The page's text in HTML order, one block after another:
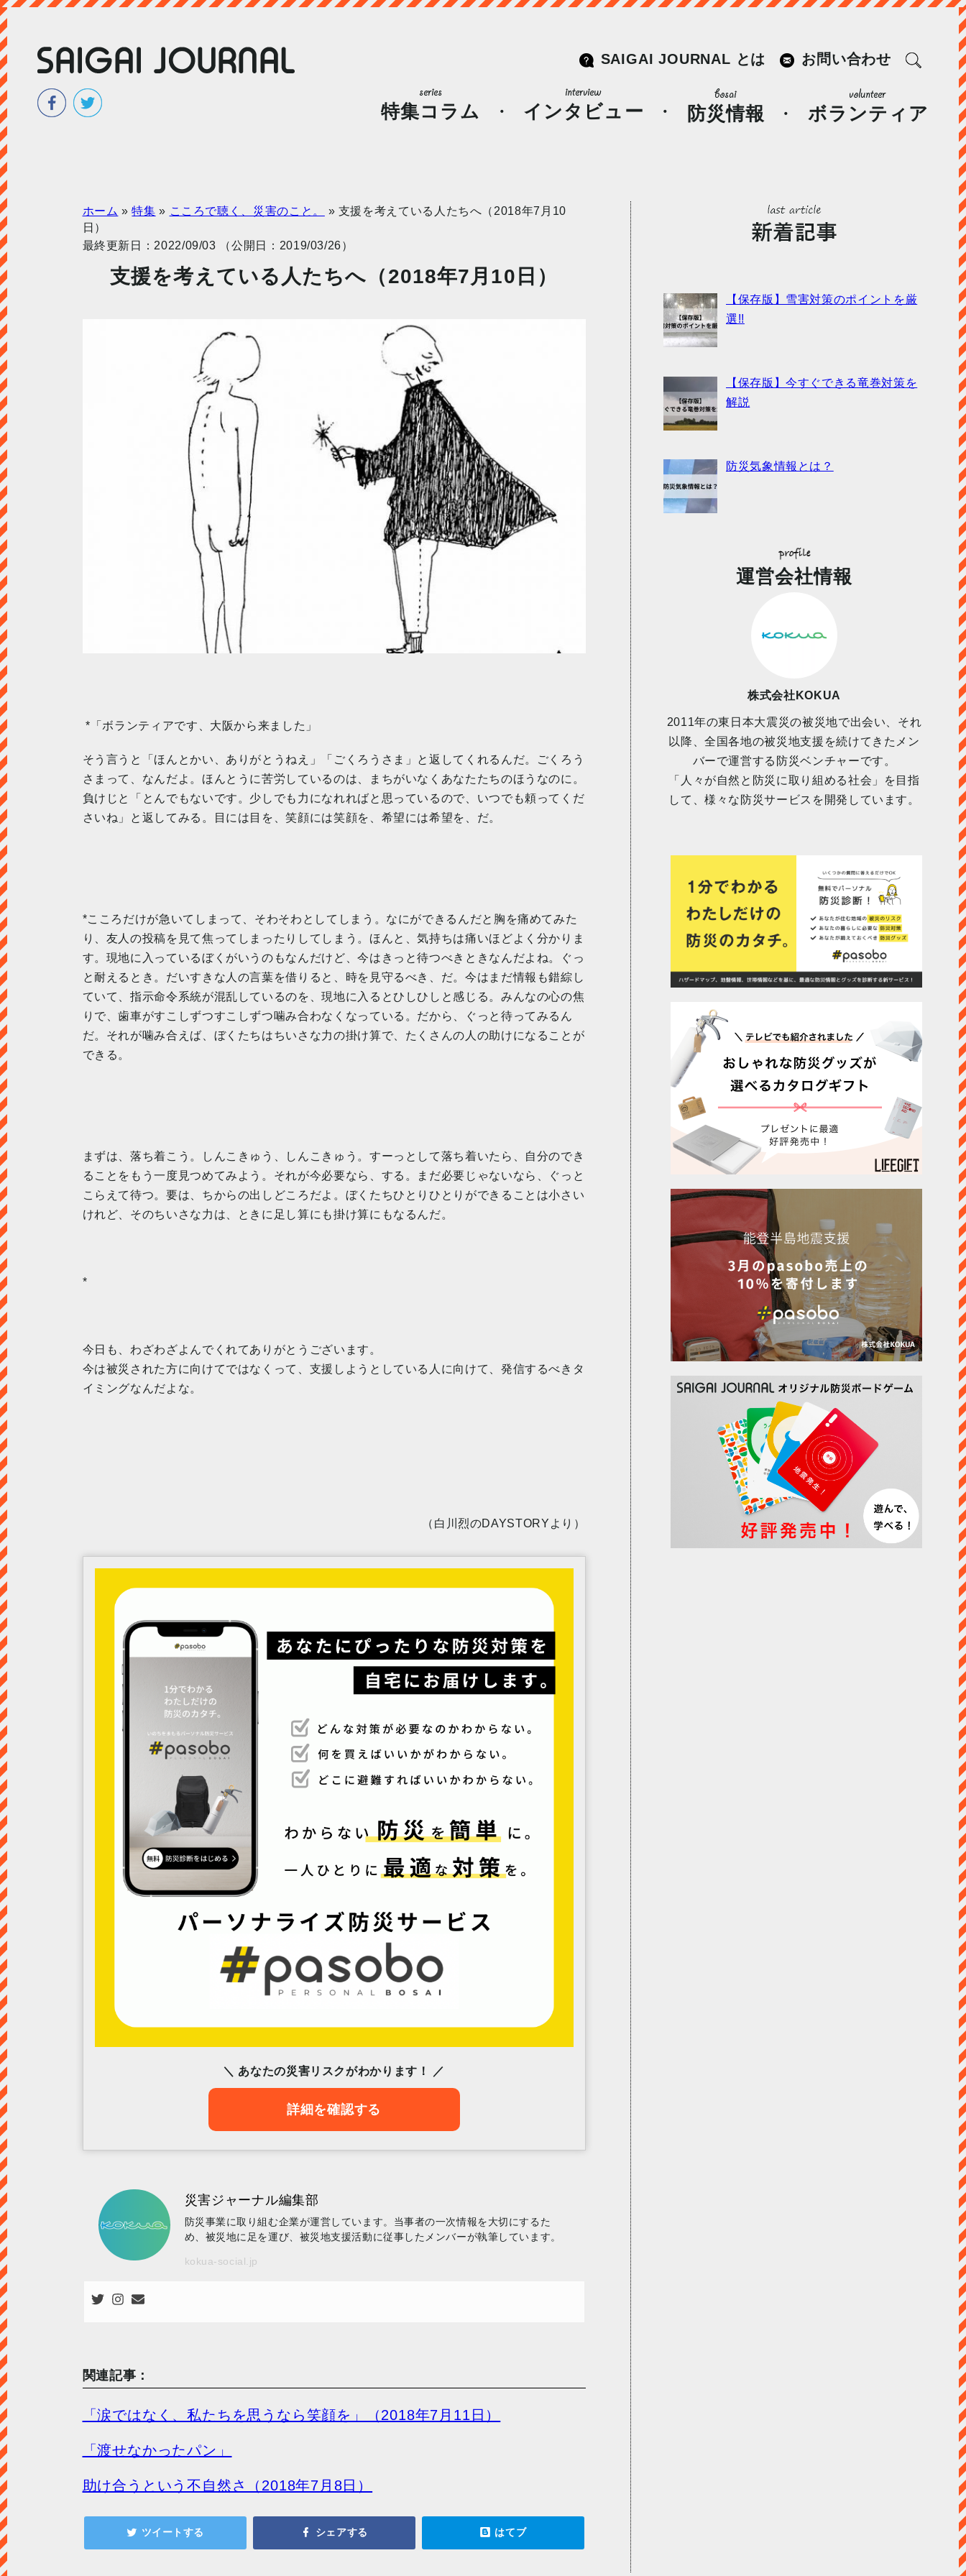
SAIGAI JOURNAL とは お問い合わせ
特集コラム インタビュー 防災情報 ボランティア
ホーム » 特集 » こころで聴く、災害のこと。 » 支援を考えている人たちへ（2018年7月10
日）
最終更新日：2022/09/03 （公開日：2019/03/26）
支援を考えている人たちへ（2018年7月10日）
*「ボランティアです、大阪から来ました」
そう言うと「ほんとかい、ありがとうねえ」「ごくろうさま」と返してくれるんだ。ごくろう
さまって、なんだよ。ほんとうに苦労しているのは、まちがいなくあなたたちのほうなのに。
負けじと「とんでもないです。少しでも力になれればと思っているので、いつでも頼ってくだ
さいね」と返してみる。目には目を、笑顔には笑顔を、希望には希望を、だ。
*こころだけが急いてしまって、そわそわとしてしまう。なにができるんだと胸を痛めてみた
り、友人の投稿を見て焦ってしまったりしてしまう。ほんと、気持ちは痛いほどよく分かりま
す。現地に入っているぼくがいうのもなんだけど、今はきっと待つべきときなんだよね。ぐっ
と耐えるとき。だいすきな人の言葉を借りると、時を見守るべき、だ。今はまだ情報も錯綜し
ていて、指示命令系統が混乱しているのを、現地に入るとひしひしと感じる。みんなの心の焦
りで、歯車がすこしずつすこしずつ噛み合わなくなっている。だから、ぐっと待ってみるん
だ。それが噛み合えば、ぼくたちはちいさな力の掛け算で、たくさんの人の助けになることが
できる。
まずは、落ち着こう。しんこきゅう、しんこきゅう。すーっとして落ち着いたら、自分のでき
ることをもう一度見つめてみよう。それが今必要なら、する。まだ必要じゃないなら、ぐっと
こらえて待つ。要は、ちからの出しどころだよ。ぼくたちひとりひとりができることは小さい
けれど、そのちいさな力は、ときに足し算にも掛け算にもなるんだ。
*
今日も、わざわざよんでくれてありがとうございます。
今は被災された方に向けてではなくって、支援しようとしている人に向けて、発信するべきタ
イミングなんだよな。
（白川烈のDAYSTORYより）
＼ あなたの災害リスクがわかります！ ／
詳細を確認する
災害ジャーナル編集部
防災事業に取り組む企業が運営しています。当事者の一次情報を大切にするた
め、被災地に足を運び、被災地支援活動に従事したメンバーが執筆しています。
kokua-social.jp
関連記事：
「涙ではなく、私たちを思うなら笑顔を」（2018年7月11日）
「渡せなかったパン」
助け合うという不自然さ（2018年7月8日）
【保存版】雪害対策のポイントを厳
選!!
【保存版】今すぐできる竜巻対策を
解説
防災気象情報とは？
運営会社情報
株式会社KOKUA
2011年の東日本大震災の被災地で出会い、それ
以降、全国各地の被災地支援を続けてきたメン
バーで運営する防災ベンチャーです。
「人々が自然と防災に取り組める社会」を目指
して、様々な防災サービスを開発しています。